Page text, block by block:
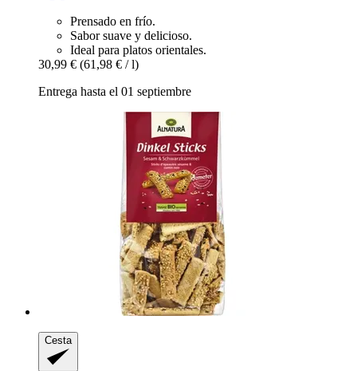
Prensado en frío.
Sabor suave y delicioso.
Ideal para platos orientales.
30,99 € (61,98 € / l)
Entrega hasta el 01 septiembre
Cesta